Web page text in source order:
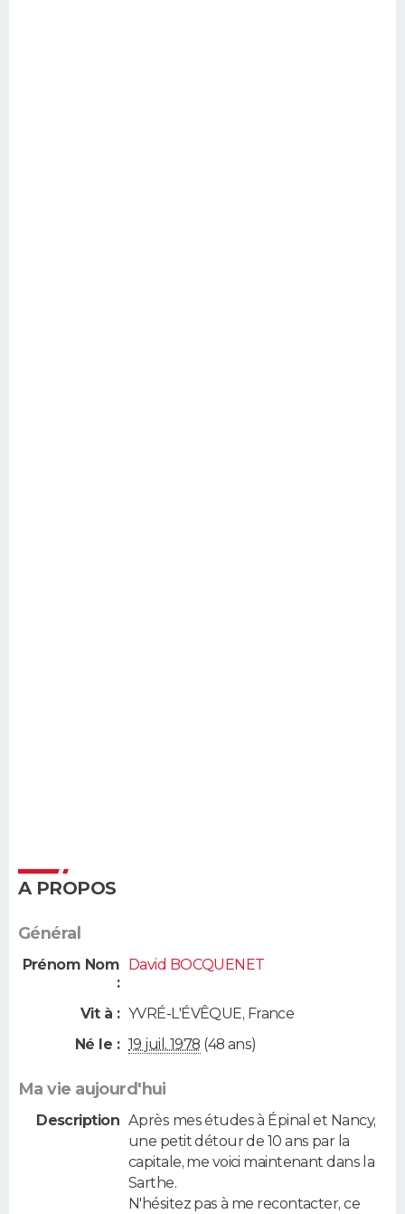
A PROPOS
Général
Prénom Nom
:
David BOCQUENET
Vit à : YVRÉ-L'ÉVÊQUE, France
Né le : 19 juil. 1978 (48 ans)
Ma vie aujourd'hui
Description Après mes études à Épinal et Nancy,
une petit détour de 10 ans par la
capitale, me voici maintenant dans la
Sarthe.
N'hésitez pas à me recontacter, ce